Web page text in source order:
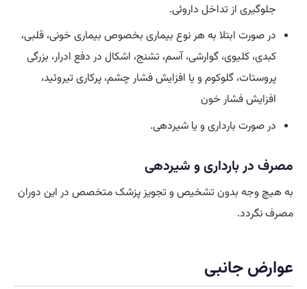
جلوگیری از تداخل داروئی.
در صورت ابتلا به هر نوع بیماری بخصوص بیماری خونی، قلبی،
کبدی، کلیوی، گوارشی، آسم، تشنج، اشکال در دفع ادرار، بزرگی
پروستات، گلوکوم و یا افزایش فشار چشم، پرکاری تیروئید،
افزایش فشار خون
در صورت بارداری و یا شیردهی.
مصرف در بارداری و شیردهی
به هیچ وجه بدون تشخیص و تجویز پزشک متخصص در این دوران
مصرف نگردد.
عوارض جانبی